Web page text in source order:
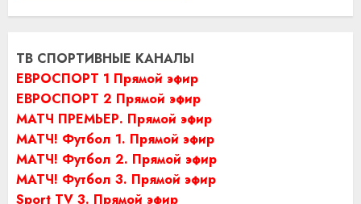
ТВ СПОРТИВНЫЕ КАНАЛЫ
ЕВРОСПОРТ 1 Прямой эфир
ЕВРОСПОРТ 2 Прямой эфир
МАТЧ ПРЕМЬЕР. Прямой эфир
МАТЧ! Футбол 1. Прямой эфир
МАТЧ! Футбол 2. Прямой эфир
МАТЧ! Футбол 3. Прямой эфир
Sport TV 3. Прямой эфир